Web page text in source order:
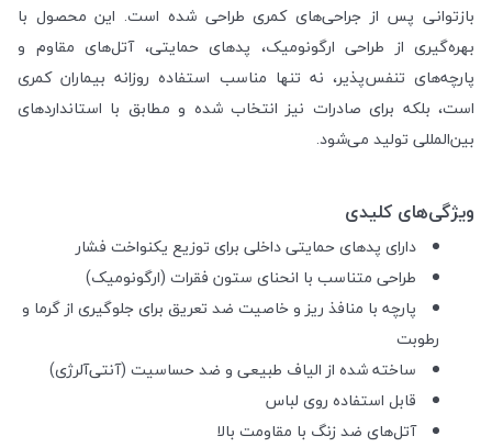
بازتوانی پس از جراحی‌های کمری طراحی شده است. این محصول با
بهره‌گیری از طراحی ارگونومیک، پدهای حمایتی، آتل‌های مقاوم و
پارچه‌های تنفس‌پذیر، نه تنها مناسب استفاده روزانه بیماران کمری
است، بلکه برای صادرات نیز انتخاب شده و مطابق با استانداردهای
بین‌المللی تولید می‌شود.
ویژگی‌های کلیدی
دارای پدهای حمایتی داخلی برای توزیع یکنواخت فشار
طراحی متناسب با انحنای ستون فقرات (ارگونومیک)
پارچه با منافذ ریز و خاصیت ضد تعریق برای جلوگیری از گرما و
رطوبت
ساخته شده از الیاف طبیعی و ضد حساسیت (آنتی‌آلرژی)
قابل استفاده روی لباس
آتل‌های ضد زنگ با مقاومت بالا